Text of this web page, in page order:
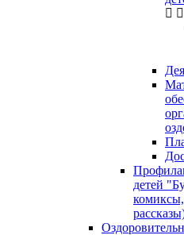
детей
комиксы,